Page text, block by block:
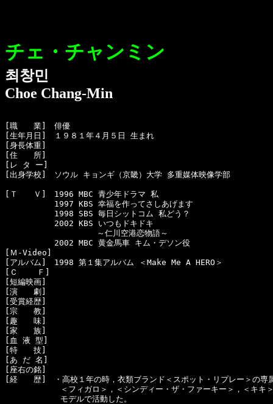
チェ・チャンミン
최창민
Choe Chang-Min
[職　　業]　俳優
[生年月日]　１９８１年４月５日 生まれ
[身長体重]
[住　　所]
[レ タ ー]
[出身学校]　ソウル キョンギ（京畿）大学 多重媒体映像学部
[Ｔ　　Ｖ]　1996 MBC 青少年ドラマ 私
  　　　　　1997 KBS 幸福を作ってさしあげます
  　　　　　1998 SBS 毎日シットコム 私どう？
  　　　　　2002 KBS いつもドキドキ
～仁川空港恋物語～
  　　　　　2002 MBC 黄金馬車 キム・デソン役
[Ｍ-Video]
[アルバム]　1998 第１集アルバム ＜Make Me A HERO＞
[Ｃ    Ｆ]
[短編映画]
[演　　劇]
[受賞経歴]
[宗　　教]
[趣　　味]
[家　　族]
[血 液 型]
[特　　技]
[あ だ 名]
[座右の銘]
[経　　歴]　・高校１年の時，衣類ブランド＜スポット・リプレー＞の専
＜フィガロ＞，＜シンディー・ザ・ファーキー＞，＜キキ＞
モデルで活動した。